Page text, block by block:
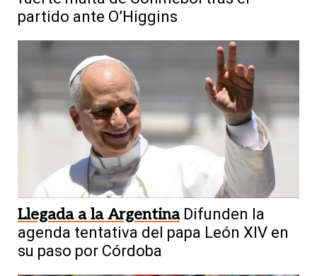
partido ante O’Higgins
Llegada a la Argentina Difunden la
agenda tentativa del papa León XIV en
su paso por Córdoba